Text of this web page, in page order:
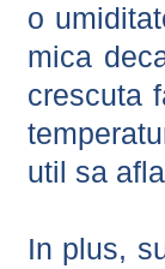
o
mica
crescuta
util sa
In plus,